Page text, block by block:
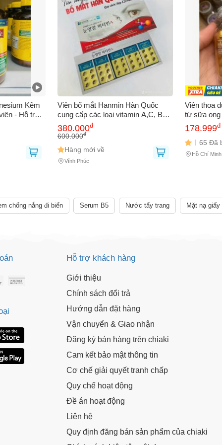
Kẽm
- Hỗ trợ
lượng Mỹ
Viên bổ mắt Hanmin Hàn Quốc
cung cấp các loại vitamin A,C, B2
và acid amin hộp 120 viên
380.000đ
600.000đ
Hàng mới về
Vĩnh Phúc
Viên thoa
từ sữa ong
Health pro
178.999đ
65 Đã
Hồ Chí Minh
chống nắng đi biển Serum B5 Nước tẩy trang Mặt nạ giấy
Hỗ trợ khách hàng
Giới thiệu
Chính sách đổi trả
Hướng dẫn đặt hàng
Vận chuyển & Giao nhận
Đăng ký bán hàng trên chiaki
Cam kết bảo mật thông tin
Cơ chế giải quyết tranh chấp
Quy chế hoạt động
Đề án hoạt động
Liên hệ
Quy định đăng bán sản phẩm của chiaki